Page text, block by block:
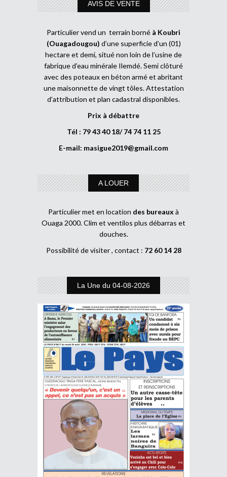
AVIS DE VENTE
Particulier vend un terrain borné à Koubri
(Ouagadougou) d’une superficie d’un (01)
hectare et demi, situé non loin de l’usine de
fabrique d’eau minérale Ilemdé. Semi clôturé
avec des poteaux en béton armé et abritant
une maisonnette de vingt tôles. Attestation
d’attribution et plan cadastral disponibles.
Prix à débattre
Tél : 79 43 40 18/ 74 74 11 25
E-mail: masigue2019@gmail.com
A LOUER
Particulier met en location des bureaux à
Ouaga 2000. Clim et ventilos plus débarras et
douches.
Possibilité de visiter , contact : 72 60 14 28
La Une du 04-08-2026